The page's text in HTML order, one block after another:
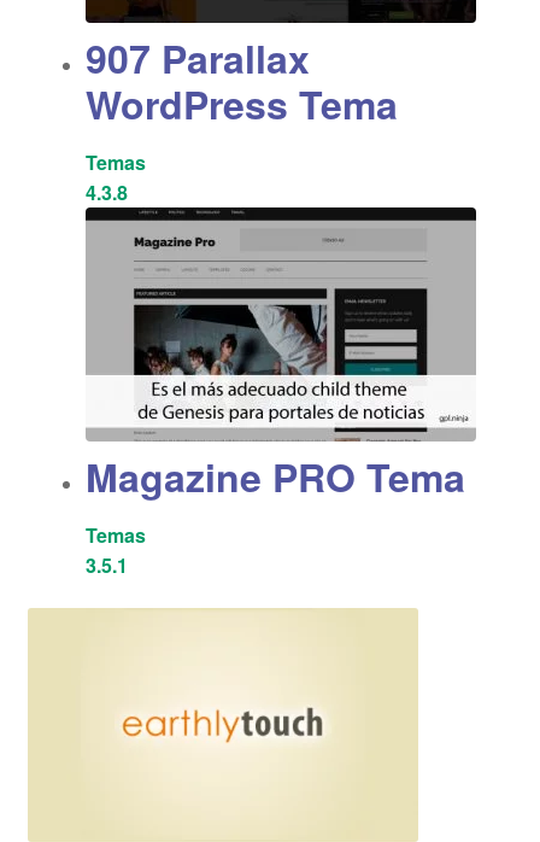
907 Parallax
WordPress Tema
Temas
4.3.8
Magazine PRO Tema
Temas
3.5.1